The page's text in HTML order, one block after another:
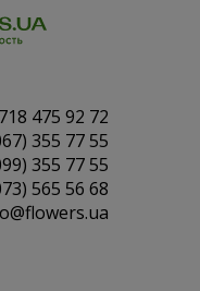
475 92 72
355 77 55
355 77 55
565 56 68